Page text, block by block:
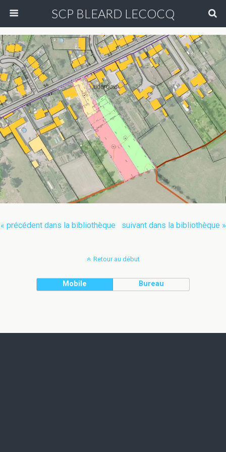
SCP BLEARD LECOCQ
« précédent dans la bibliothèque suivant dans la bibliothèque »
Retour au début
Mobile Bureau